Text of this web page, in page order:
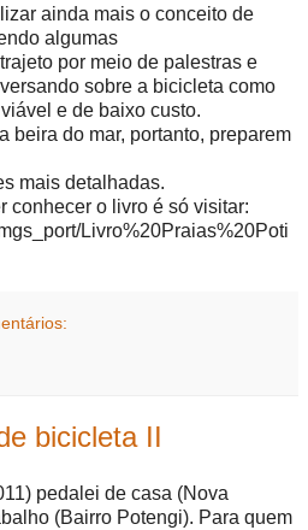
ainda mais o conceito de
algumas
por meio de palestras e
sobre a bicicleta como
e de baixo custo.
beira do mar, portanto, preparem
mais detalhadas.
conhecer o livro é só visitar:
Livro%20Praias%20Poti
bicicleta II
pedalei de casa (Nova
(Bairro Potengi). Para quem